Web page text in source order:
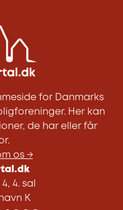
for Danmarks
Her kan
de har eller får
os →
4. sal
K